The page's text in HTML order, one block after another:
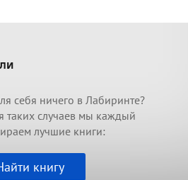
себя ничего в Лабиринте?
таких случаев мы каждый
лучшие книги:
книгу